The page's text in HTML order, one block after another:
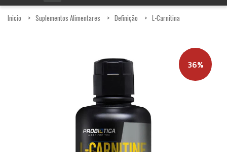
Inicio Suplementos Alimentares Definição L-Carnitina
36%